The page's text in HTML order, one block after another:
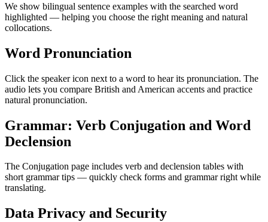
We show bilingual sentence examples with the searched word
highlighted — helping you choose the right meaning and natural
collocations.
Word Pronunciation
Click the speaker icon next to a word to hear its pronunciation. The
audio lets you compare British and American accents and practice
natural pronunciation.
Grammar: Verb Conjugation and Word
Declension
The Conjugation page includes verb and declension tables with
short grammar tips — quickly check forms and grammar right while
translating.
Data Privacy and Security